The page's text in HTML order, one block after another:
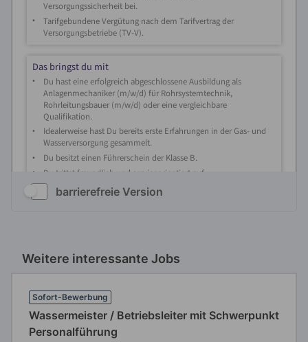
barrierefreie Version
Weitere interessante Jobs
Sofort-Bewerbung
Wassermeister / Betriebsleiter mit Schwerpunkt
Personalführung